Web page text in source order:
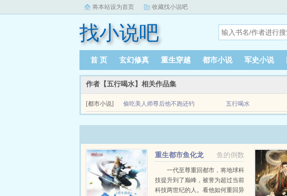
将本站设为首页 收藏找小说吧
找小说吧
首 页 玄幻修真 重生穿越 都市小说 军史小说
作者【五行喝水】相关作品集
[都市小说] 偷吃美人师尊后他不跑还钓 五行喝水
鱼的倒数
重生都市鱼化龙
一代至尊重回都市，将地球科
技提升到了巅峰，被誉为超过当前
科技两世纪的人。看他如何重回异